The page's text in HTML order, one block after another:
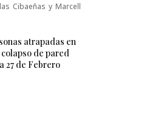
Cibaeñas y Marcell
atrapadas en
de pared
27 de Febrero